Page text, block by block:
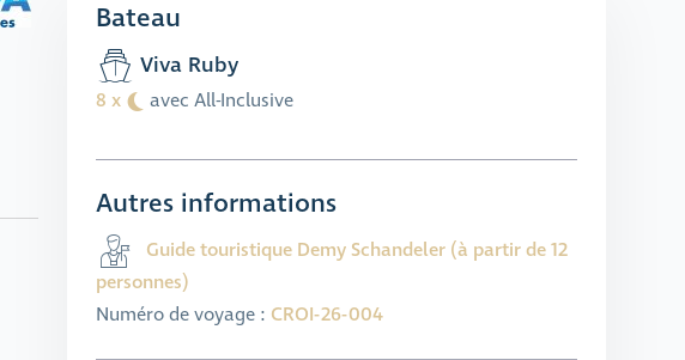
Bateau
Viva Ruby
8 x avec All-Inclusive
Autres informations
Guide touristique Demy Schandeler (à partir de 12
personnes)
Numéro de voyage : CROI-26-004